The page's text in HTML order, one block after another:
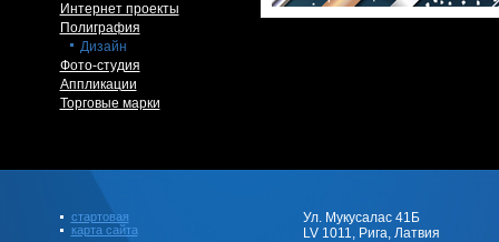
Интернет проекты
Полиграфия
Дизайн
Фото-студия
Аппликации
Торговые марки
стартовая
карта сайта
Ул. Мукусалас 41Б
LV 1011, Рига, Латвия